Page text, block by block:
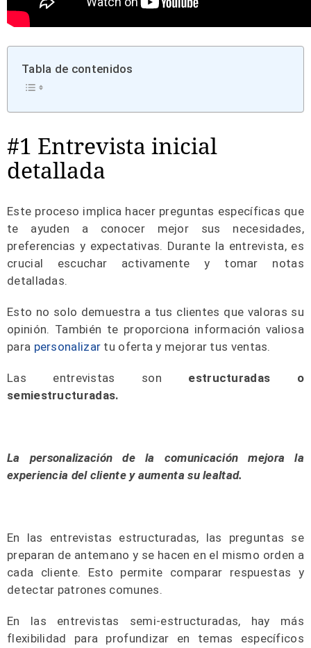
Tabla de contenidos
#1 Entrevista inicial
detallada
Este proceso implica hacer preguntas específicas que
te ayuden a conocer mejor sus necesidades,
preferencias y expectativas. Durante la entrevista, es
crucial escuchar activamente y tomar notas
detalladas.
Esto no solo demuestra a tus clientes que valoras su
opinión. También te proporciona información valiosa
para personalizar tu oferta y mejorar tus ventas.
Las entrevistas son estructuradas o
semiestructuradas.
La personalización de la comunicación mejora la
experiencia del cliente y aumenta su lealtad.
En las entrevistas estructuradas, las preguntas se
preparan de antemano y se hacen en el mismo orden a
cada cliente. Esto permite comparar respuestas y
detectar patrones comunes.
En las entrevistas semi-estructuradas, hay más
flexibilidad para profundizar en temas específicos